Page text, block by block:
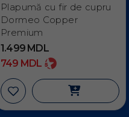
Plapumă cu fir de cupru
Dormeo Copper
Premium
1.499 MDL
749 MDL